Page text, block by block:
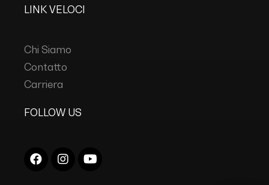
LINK VELOCI
Chi Siamo
Contatto
Carriera
FOLLOW US